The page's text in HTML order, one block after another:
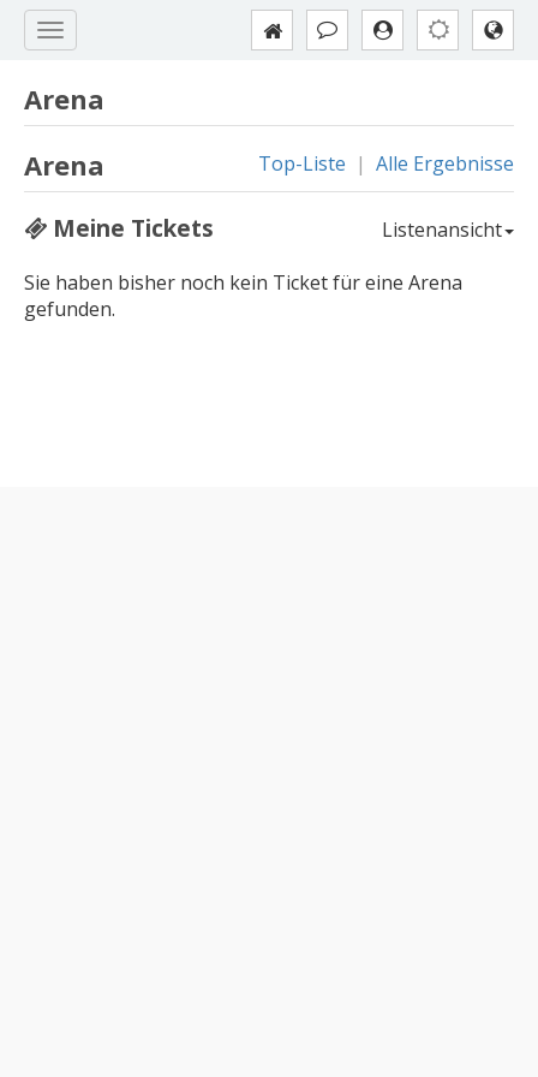
Arena
Arena
Top-Liste | Alle Ergebnisse
Meine Tickets
Listenansicht
Sie haben bisher noch kein Ticket für eine Arena
gefunden.